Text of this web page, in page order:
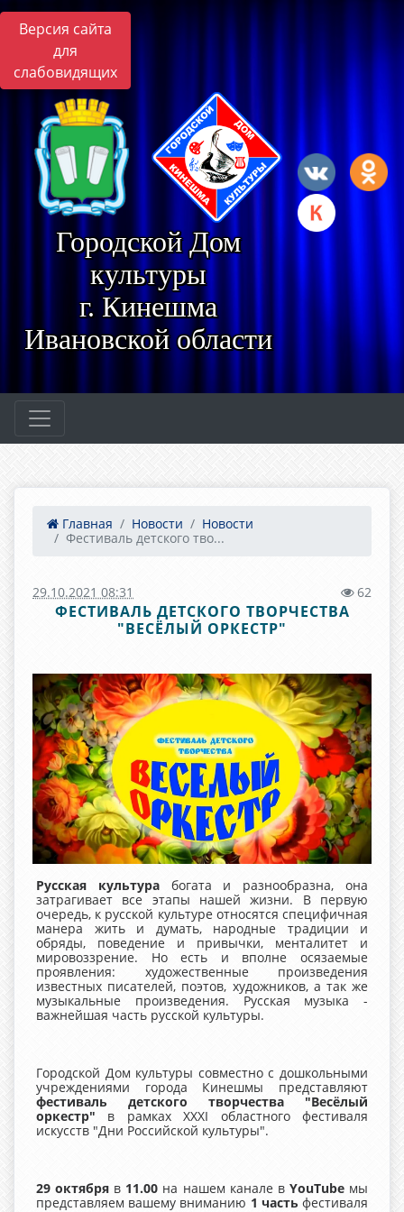
Версия сайта
для
слабовидящих
Городской Дом
культуры
г. Кинешма
Ивановской области
Главная Новости
Новости
Фестиваль детского тво...
29.10.2021 08:31 62
ФЕСТИВАЛЬ ДЕТСКОГО ТВОРЧЕСТВА
"ВЕСЁЛЫЙ ОРКЕСТР"
Русская культурабогата и разнообразна, она
затрагивает все этапы нашей жизни. В первую
очередь, к русской культуре относятся специфичная
манера жить и думать, народные традиции и
обряды, поведение и привычки, менталитет и
мировоззрение. Но есть и вполне осязаемые
проявления: художественные произведения
известных писателей, поэтов, художников, а так же
музыкальные произведения. Русская музыка -
важнейшая часть русской культуры.
Городской Дом культуры совместно с дошкольными
учреждениями города Кинешмы представляют
фестиваль детского творчества "Весёлый
оркестр" в рамках XXXI областного фестиваля
искусств "Дни Российской культуры".
29 октября в 11.00 на нашем канале в YouTubeмы
представляем вашему вниманию 1 часть фестиваля